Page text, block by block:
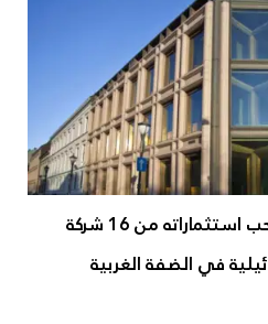
صندوق تقاعد نرويجي يسحب استثماراته من 16 شركة
في الضفة الغربية